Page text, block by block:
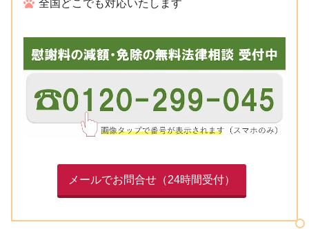
全国どこでも対応いたします
メールでお問合せ（24時間受付）